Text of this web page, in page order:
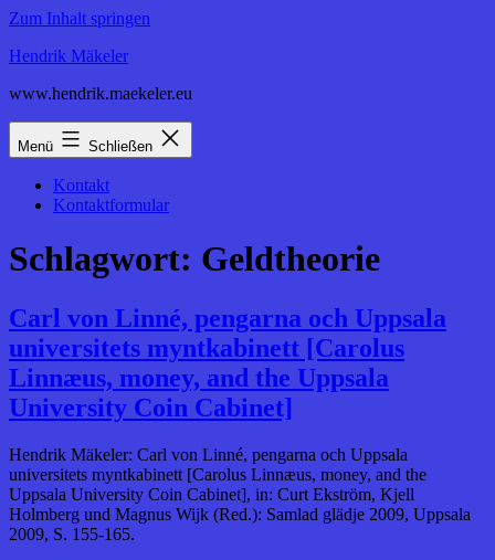
Zum Inhalt springen
Hendrik Mäkeler
www.hendrik.maekeler.eu
Menü Schließen
Kontakt
Kontaktformular
Schlagwort: Geldtheorie
Carl von Linné, pengarna och Uppsala
universitets myntkabinett [Carolus
Linnæus, money, and the Uppsala
University Coin Cabinet]
Hendrik Mäkeler: Carl von Linné, pengarna och Uppsala
universitets myntkabinett [Carolus Linnæus, money, and the
Uppsala University Coin Cabinet], in: Curt Ekström, Kjell
Holmberg und Magnus Wijk (Red.): Samlad glädje 2009, Uppsala
2009, S. 155-165.